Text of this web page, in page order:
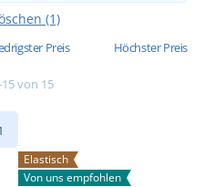
(1)
Preis Höchster Preis
von 15
Elastisch
Von uns empfohlen